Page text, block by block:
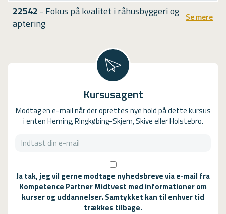
22542 - Fokus på kvalitet i råhusbyggeri og
aptering
Se mere
Kursusagent
Modtag en e-mail når der oprettes nye hold på dette kursus
i enten Herning, Ringkøbing-Skjern, Skive eller Holstebro.
Ja tak, jeg vil gerne modtage nyhedsbreve via e-mail fra
Kompetence Partner Midtvest med informationer om
kurser og uddannelser. Samtykket kan til enhver tid
trækkes tilbage.